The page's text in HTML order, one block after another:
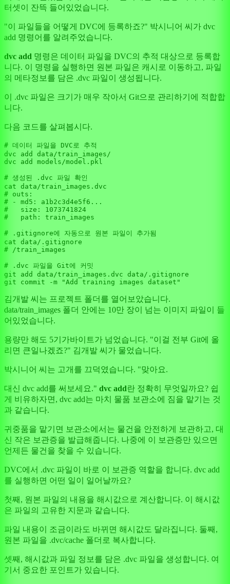
터셋이 잔뜩 들어있었습니다.
"이 파일들을 어떻게 DVC에 등록하죠?" 박시니어 씨가 dvc
add 명령어를 알려주었습니다.
dvc add 명령은 데이터 파일을 DVC의 추적 대상으로 등록합
니다. 이 명령을 실행하면 원본 파일은 캐시로 이동하고, 파일
의 메타정보를 담은 .dvc 파일이 생성됩니다.
이 .dvc 파일은 크기가 매우 작아서 Git으로 관리하기에 적합합
니다.
다음 코드를 살펴봅시다.
# 데이터 파일을 DVC로 추적
dvc add data/train_images/
dvc add models/model.pkl
# 생성된 .dvc 파일 확인
# outs:
# - md5: a1b2c3d4e5f6...
#   size: 1073741824
#   path: train_images
# .gitignore에 자동으로 원본 파일이 추가됨
# /train_images
# .dvc 파일을 Git에 커밋
git add data/train_images.dvc data/.gitignore
git commit -m
"Add training images dataset"
김개발 씨는 프로젝트 폴더를 열어보았습니다.
data/train_images 폴더 안에는 10만 장이 넘는 이미지 파일이 들
어있었습니다.
용량만 해도 5기가바이트가 넘었습니다. "이걸 전부 Git에 올
리면 큰일나겠죠?" 김개발 씨가 물었습니다.
박시니어 씨는 고개를 끄덕였습니다. "맞아요.
대신 dvc add를 써보세요." dvc add란 정확히 무엇일까요? 쉽
게 비유하자면, dvc add는 마치 물품 보관소에 짐을 맡기는 것
과 같습니다.
귀중품을 맡기면 보관소에서는 물건을 안전하게 보관하고, 대
신 작은 보관증을 발급해줍니다. 나중에 이 보관증만 있으면
언제든 물건을 찾을 수 있습니다.
DVC에서 .dvc 파일이 바로 이 보관증 역할을 합니다. dvc add
를 실행하면 어떤 일이 일어날까요?
첫째, 원본 파일의 내용을 해시값으로 계산합니다. 이 해시값
은 파일의 고유한 지문과 같습니다.
파일 내용이 조금이라도 바뀌면 해시값도 달라집니다. 둘째,
원본 파일을 .dvc/cache 폴더로 복사합니다.
셋째, 해시값과 파일 정보를 담은 .dvc 파일을 생성합니다. 여
기서 중요한 포인트가 있습니다.